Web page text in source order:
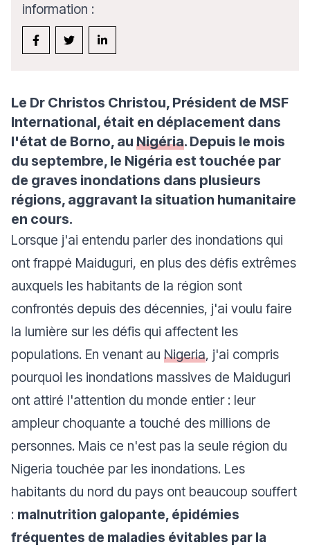
information :
Le Dr Christos Christou, Président de MSF
International, était en déplacement dans
l'état de Borno, au Nigéria. Depuis le mois
du septembre, le Nigéria est touchée par
de graves inondations dans plusieurs
régions, aggravant la situation humanitaire
en cours.
Lorsque j'ai entendu parler des inondations qui
ont frappé Maiduguri, en plus des défis extrêmes
auxquels les habitants de la région sont
confrontés depuis des décennies, j'ai voulu faire
la lumière sur les défis qui affectent les
populations. En venant au Nigeria, j'ai compris
pourquoi les inondations massives de Maiduguri
ont attiré l'attention du monde entier : leur
ampleur choquante a touché des millions de
personnes. Mais ce n'est pas la seule région du
Nigeria touchée par les inondations. Les
habitants du nord du pays ont beaucoup souffert
: malnutrition galopante, épidémies
fréquentes de maladies évitables par la